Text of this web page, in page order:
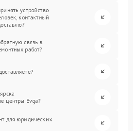
устройство
контактный
связь в
работ?
центры Evga?
для юридических